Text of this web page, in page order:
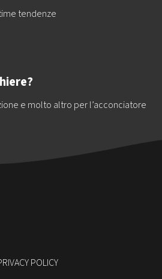
tendenze
e molto altro per l’acconciatore
POLICY